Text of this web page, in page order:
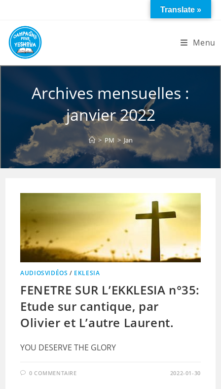
content
Menu
Archives mensuelles :
janvier 2022
> PM > Jan
AUDIOSVIDÉOS / EKLESIA
FENETRE SUR L’EKKLESIA n°35:
Etude sur cantique, par
Olivier et L’autre Laurent.
YOU DESERVE THE GLORY
0 COMMENTAIRE 2022-01-30
Translate »